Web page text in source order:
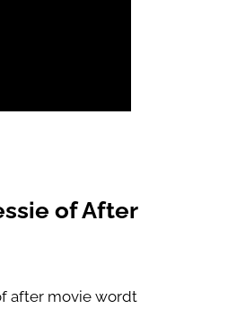
of After
after movie wordt